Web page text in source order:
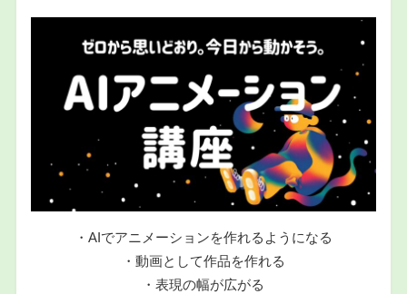
・AIでアニメーションを作れるようになる
・動画として作品を作れる
・表現の幅が広がる